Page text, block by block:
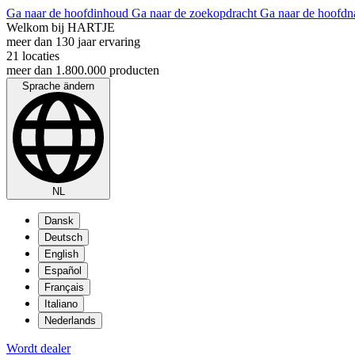
Ga naar de hoofdinhoud Ga naar de zoekopdracht Ga naar de
Welkom bij HARTJE
meer dan 130 jaar ervaring
21 locaties
meer dan 1.800.000 producten
Sprache ändern
NL
Dansk
Deutsch
English
Español
Français
Italiano
Nederlands
Wordt dealer